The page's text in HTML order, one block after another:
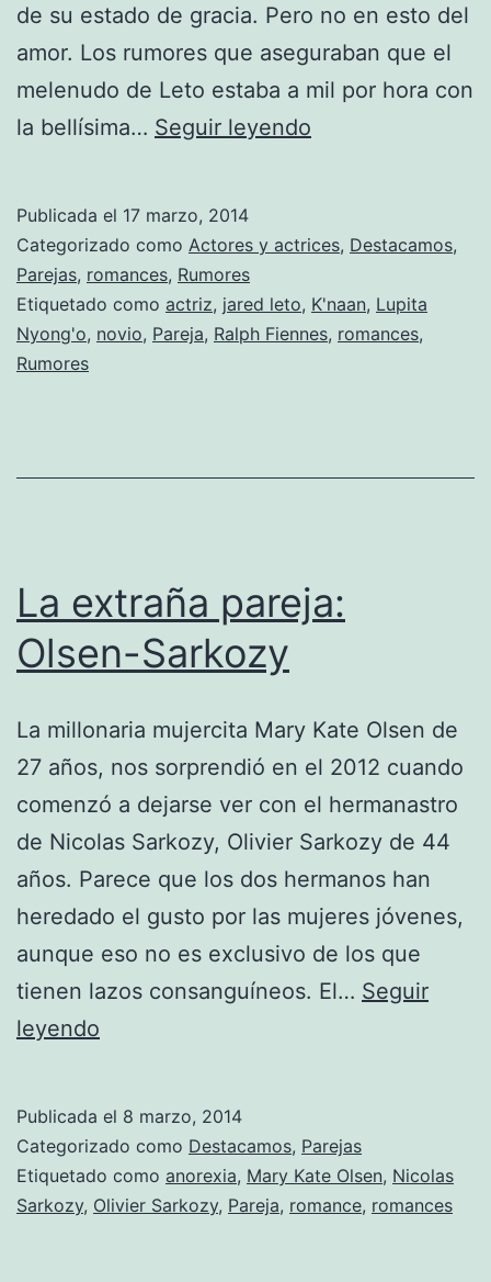
de su estado de gracia. Pero no en esto del
amor. Los rumores que aseguraban que el
melenudo de Leto estaba a mil por hora con
la bellísima… Seguir leyendo
Lupita
otro
novio!
Publicada el 17 marzo, 2014
Categorizado como Actores y actrices, Destacamos,
Parejas, romances, Rumores
Etiquetado como actriz, jared leto, K'naan, Lupita
Nyong'o, novio, Pareja, Ralph Fiennes, romances,
Rumores
La extraña pareja:
Olsen-Sarkozy
La millonaria mujercita Mary Kate Olsen de
27 años, nos sorprendió en el 2012 cuando
comenzó a dejarse ver con el hermanastro
de Nicolas Sarkozy, Olivier Sarkozy de 44
años. Parece que los dos hermanos han
heredado el gusto por las mujeres jóvenes,
aunque eso no es exclusivo de los que
tienen lazos consanguíneos. El… Seguir
leyendo
Olsen-
Sarkozy
Publicada el 8 marzo, 2014
Categorizado como Destacamos, Parejas
Etiquetado como anorexia, Mary Kate Olsen, Nicolas
Sarkozy, Olivier Sarkozy, Pareja, romance, romances